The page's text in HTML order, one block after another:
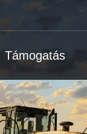
Támogatás